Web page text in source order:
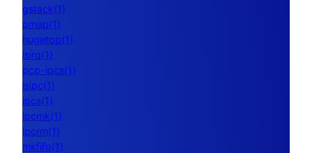
gstack(1)
pmap(1)
hugetop(1)
lsirq(1)
pcp-ipcs(1)
lsipc(1)
ipcs(1)
ipcmk(1)
ipcrm(1)
mkfifo(1)